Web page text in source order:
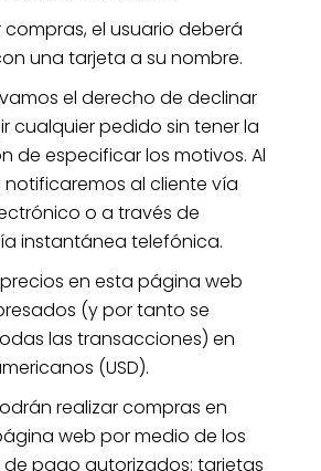
compras, el usuario deberá
una tarjeta a su nombre.
el derecho de declinar
cualquier pedido sin tener la
de especificar los motivos. Al
notificaremos al cliente vía
o a través de
instantánea telefónica.
en esta página web
(y por tanto se
las transacciones) en
(USD).
realizar compras en
web por medio de los
pago autorizados: tarjetas